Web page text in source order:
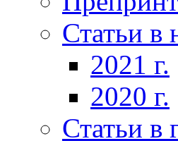
Статьи в
2021 г.
2020 г.
Статьи в